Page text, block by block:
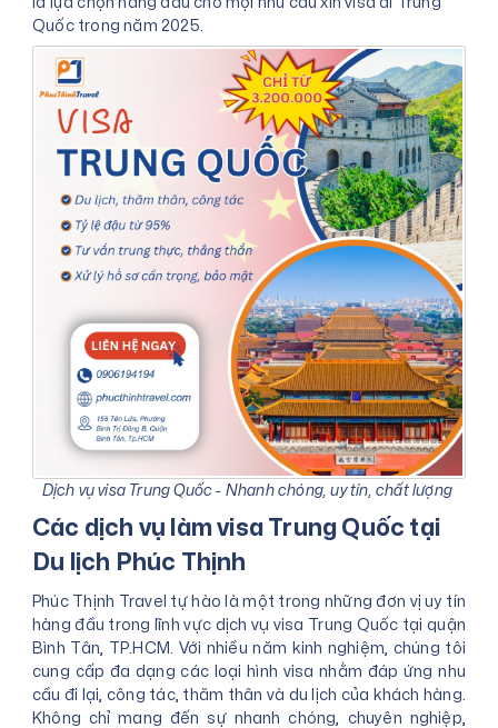
Quốc trong năm 2025.
Dịch vụ visa Trung Quốc - Nhanh chóng, uy tín, chất lượng
Các dịch vụ làm visa Trung Quốc tại
Du lịch Phúc Thịnh
Phúc Thịnh Travel tự hào là một trong những đơn vị uy tín
hàng đầu trong lĩnh vực dịch vụ visa Trung Quốc tại quận
Bình Tân, TP.HCM. Với nhiều năm kinh nghiệm, chúng tôi
cung cấp đa dạng các loại hình visa nhằm đáp ứng nhu
cầu đi lại, công tác, thăm thân và du lịch của khách hàng.
Không chỉ mang đến sự nhanh chóng, chuyên nghiệp,